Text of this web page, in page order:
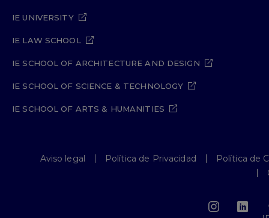
IE UNIVERSITY
IE LAW SCHOOL
IE SCHOOL OF ARCHITECTURE AND DESIGN
IE SCHOOL OF SCIENCE & TECHNOLOGY
IE SCHOOL OF ARTS & HUMANITIES
Aviso legal Política de Privacidad
Política de